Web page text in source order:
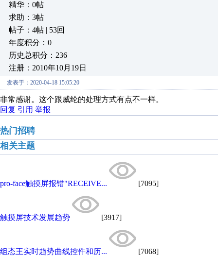
精华：0帖
求助：3帖
帖子：4帖 | 53回
年度积分：0
历史总积分：236
注册：2010年10月19日
发表于：2020-04-18 15:05:20
非常感谢。这个跟威纶的处理方式有点不一样。
回复 引用 举报
热门招聘
相关主题
pro-face触摸屏报错"RECEIVE... [7095]
触摸屏技术发展趋势 [3917]
组态王实时趋势曲线控件和历... [7068]